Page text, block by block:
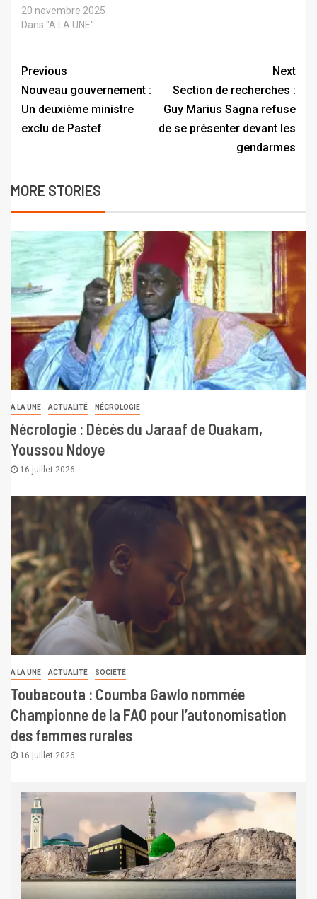
20 novembre 2025
Dans "A LA UNE"
Previous
Nouveau gouvernement :
Un deuxième ministre
exclu de Pastef
Next
Section de recherches :
Guy Marius Sagna refuse
de se présenter devant les
gendarmes
MORE STORIES
A LA UNE ACTUALITÉ NÉCROLOGIE
Nécrologie : Décès du Jaraaf de Ouakam,
Youssou Ndoye
16 juillet 2026
A LA UNE ACTUALITÉ SOCIETÉ
Toubacouta : Coumba Gawlo nommée
Championne de la FAO pour l’autonomisation
des femmes rurales
16 juillet 2026